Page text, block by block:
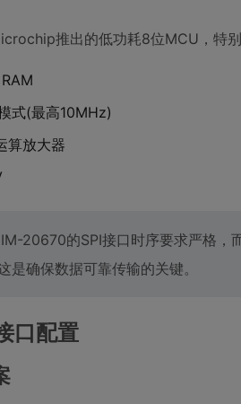
推出的低功耗8位MCU，特
式(最高10MHz)
算放大器
20670的SPI接口时序要求严格，
是确保数据可靠传输的关键。
口配置